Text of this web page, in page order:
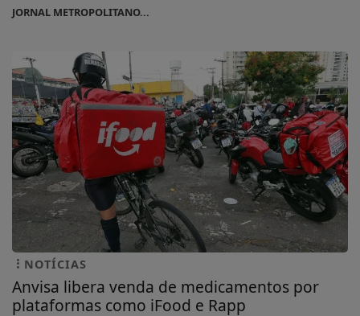
JORNAL METROPOLITANO...
NOTÍCIAS
Anvisa libera venda de medicamentos por
plataformas como iFood e Rapp